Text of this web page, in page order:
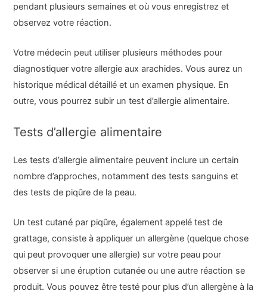
pendant plusieurs semaines et où vous enregistrez et
observez votre réaction.
Votre médecin peut utiliser plusieurs méthodes pour
diagnostiquer votre allergie aux arachides. Vous aurez un
historique médical détaillé et un examen physique. En
outre, vous pourrez subir un test d’allergie alimentaire.
Tests d’allergie alimentaire
Les tests d’allergie alimentaire peuvent inclure un certain
nombre d’approches, notamment des tests sanguins et
des tests de piqûre de la peau.
Un test cutané par piqûre, également appelé test de
grattage, consiste à appliquer un allergène (quelque chose
qui peut provoquer une allergie) sur votre peau pour
observer si une éruption cutanée ou une autre réaction se
produit. Vous pouvez être testé pour plus d’un allergène à la